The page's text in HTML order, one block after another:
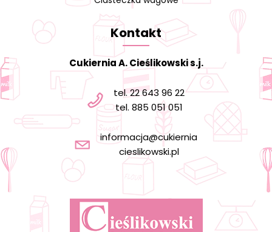
Kontakt
Cukiernia A. Cieślikowski s.j.
tel. 22 643 96 22
tel. 885 051 051
informacja@cukiernia
cieslikowski.pl